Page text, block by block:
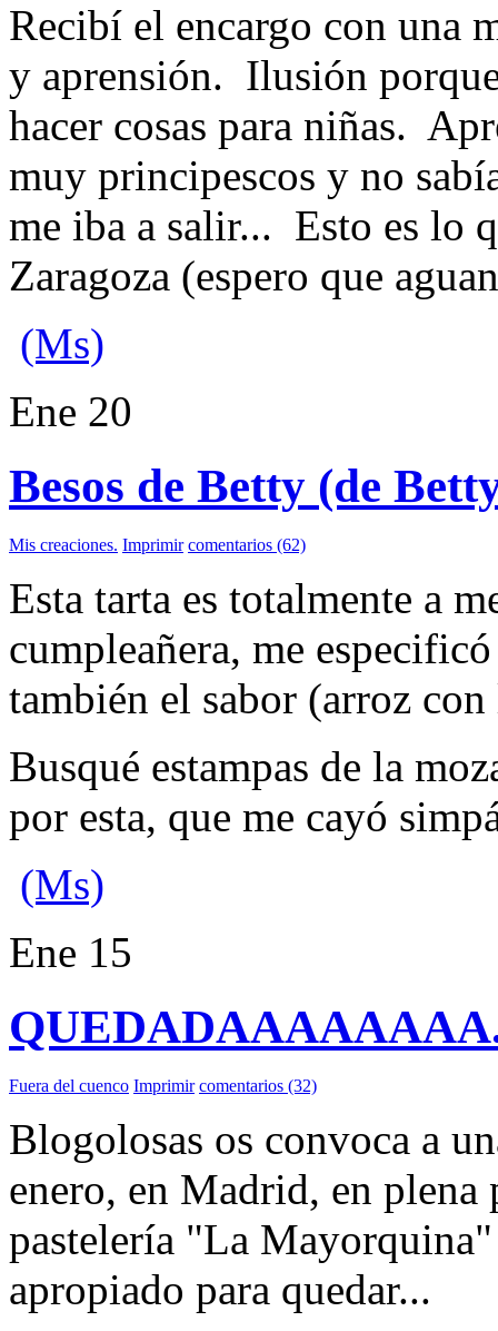
Recibí el encargo con una
y aprensión. Ilusión
hacer cosas para niñas.
muy principescos y no
me iba a salir... Esto es lo
Zaragoza (espero que
(Ms)
Ene 20
Besos de Betty (de
Mis creaciones. Imprimir comentarios (62)
Esta tarta es totalmente a
cumpleañera, me
también el sabor (arroz con
Busqué estampas de la
por esta, que me cayó
(Ms)
Ene 15
Fuera del cuenco Imprimir comentarios (32)
Blogolosas os convoca a
enero, en Madrid, en
pastelería "La
apropiado para quedar...